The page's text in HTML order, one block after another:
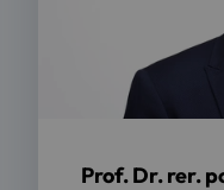
Prof. Dr. rer.